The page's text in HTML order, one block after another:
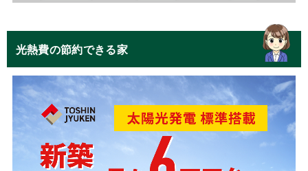
光熱費の節約できる家